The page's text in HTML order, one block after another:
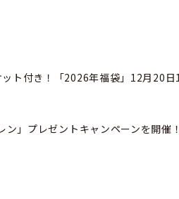
ト付き！「2026年福袋」12月20日
」プレゼントキャンペーンを開催！